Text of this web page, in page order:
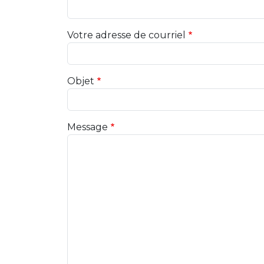
Votre adresse de courriel
Objet
Message